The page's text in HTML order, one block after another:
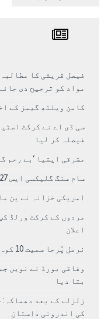
فیصل قریشی کا
مواد کو ترجیح دی
کامن ویلتھ گیمز کے
سی ڈی اے نے کرکٹ
فیصلہ کر لیا
مشرقی ایشیا ‘بے رحم
سام سنگ گلیکسی ایس 27 الٹرا سے ایک کیمرا ہٹا دے گا.
امریکی خزانہ نے ین
اعلان
نرمل پُرجا سمیت 10 کوہ پیما براڈ پیک پر لاپتہ
وفاقی بورڈ نے نویں
بتا دیا
زلزلے کے بعد
کی اندرونی داستان